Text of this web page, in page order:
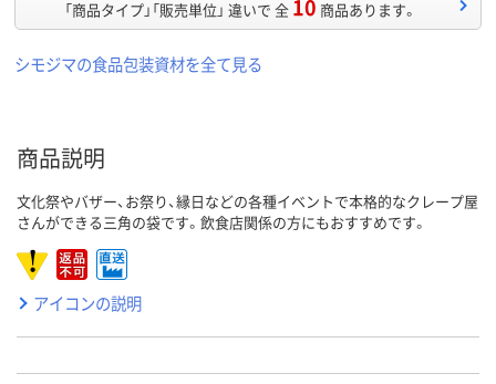
「商品タイプ」「販売単位」 違いで 全 10 商品あります。
シモジマの食品包装資材を全て見る
商品説明
文化祭やバザー、お祭り、縁日などの各種イベントで本格的なクレープ屋
さんができる三角の袋です。飲食店関係の方にもおすすめです。
アイコンの説明